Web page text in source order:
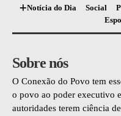
Notícia do Dia Social
Sobre nós
O Conexão do Povo tem
o povo ao poder executivo
autoridades terem ciência